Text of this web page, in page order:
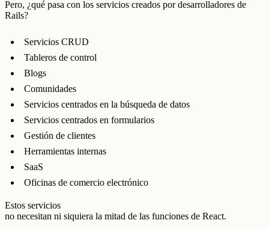
Pero, ¿qué pasa con los servicios creados por desarrolladores de
Rails?
Servicios CRUD
Tableros de control
Blogs
Comunidades
Servicios centrados en la búsqueda de datos
Servicios centrados en formularios
Gestión de clientes
Herramientas internas
SaaS
Oficinas de comercio electrónico
Estos servicios
no necesitan ni siquiera la mitad de las funciones de React.